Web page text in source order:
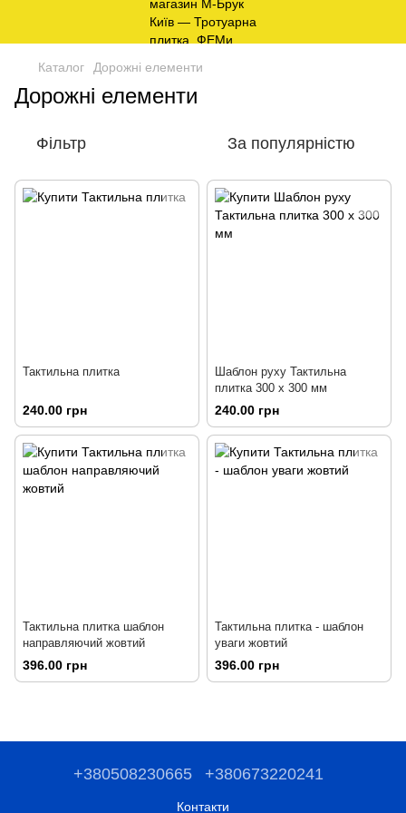
Каталог Дорожні елементи
Дорожні елементи
Фільтр За популярністю
Тактильна плитка
240.00 грн
Шаблон руху Тактильна
плитка 300 х 300 мм
240.00 грн
Тактильна плитка шаблон
направляючий жовтий
396.00 грн
Тактильна плитка - шаблон
уваги жовтий
396.00 грн
+380508230665 +380673220241
Контакти